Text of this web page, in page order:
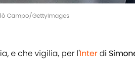
Campo/GettyImages
e che vigilia, per l'Interdi